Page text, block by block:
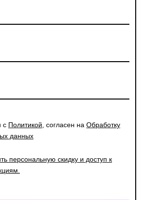
с Политикой, согласен на Обработку
данных
персональную скидку и доступ к